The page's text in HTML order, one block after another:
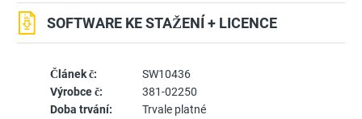
Článek č:
SW10436
Výrobce č:
381-02250
Doba trvání:
Trvale platné
SOFTWARE KE STAŽENÍ + LICENCE